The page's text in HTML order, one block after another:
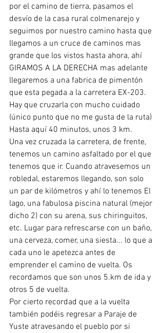
por el camino de tierra, pasamos el
desvío de la casa rural colmenarejo y
seguimos por nuestro camino hasta que
llegamos a un cruce de caminos mas
grande que los vistos hasta ahora, ahí
GIRAMOS A LA DERECHA mas adelante
llegaremos a una fabrica de pimentón
que esta pegada a la carretera EX-203.
Hay que cruzarla con mucho cuidado
(único punto que no me gusta de la ruta)
Hasta aquí 40 minutos, unos 3 km.
Una vez cruzada la carretera, de frente,
tenemos un camino asfaltado por el que
tenemos que ir. Cuando atravesemos un
robledal, estaremos llegando, son solo
un par de kilómetros y ahí lo tenemos El
lago, una fabulosa piscina natural (mejor
dicho 2) con su arena, sus chiringuitos,
etc. Lugar para refrescarse con un baño,
una cerveza, comer, una siesta... lo que a
cada uno le apetezca antes de
emprender el camino de vuelta. Os
recordamos que son unos 5.km de ida y
otros 5 de vuelta.
Por cierto recordad que a la vuelta
también podéis regresar a Paraje de
Yuste atravesando el pueblo por si